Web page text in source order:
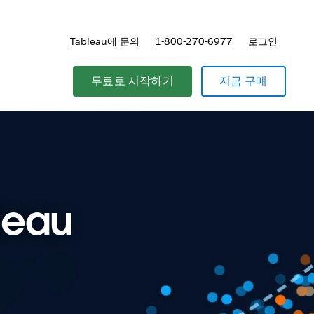
Tableau에 문의 1-800-270-6977 로그인
무료로 시작하기 지금 구매